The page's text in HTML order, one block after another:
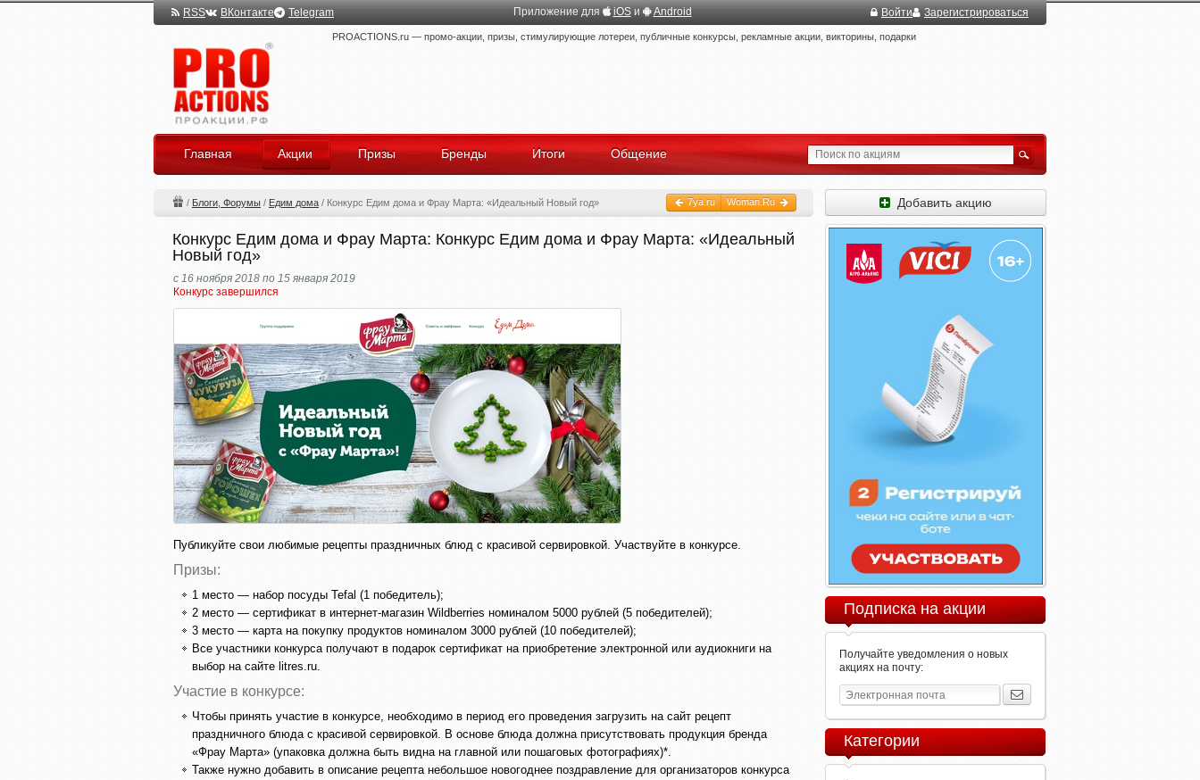
RSS ВКонтакте Telegram Приложение для iOSи Android Войти Зарегистрироваться
PROACTIONS.ru — промо-акции, призы, стимулирующие лотереи, публичные конкурсы, рекламные акции, викторины, подарки
Главная Акции Призы Бренды Итоги Общение
7ya.ru Woman.Ru
/ Блоги, Форумы / Едим дома / Конкурс Едим дома и Фрау Марта: «Идеальный Новый год»
Конкурс Едим дома и Фрау Марта: Конкурс Едим дома и Фрау Марта: «Идеальный
Новый год»
с 16 ноября 2018 по 15 января 2019
Конкурс завершился
Публикуйте свои любимые рецепты праздничных блюд с красивой сервировкой. Участвуйте в конкурсе.
Призы:
1 место — набор посуды Tefal (1 победитель);
2 место — сертификат в интернет-магазин Wildberries номиналом 5000 рублей (5 победителей);
3 место — карта на покупку продуктов номиналом 3000 рублей (10 победителей);
Все участники конкурса получают в подарок сертификат на приобретение электронной или аудиокниги на
выбор на сайте litres.ru.
Участие в конкурсе:
Чтобы принять участие в конкурсе, необходимо в период его проведения загрузить на сайт рецепт
праздничного блюда с красивой сервировкой. В основе блюда должна присутствовать продукция бренда
«Фрау Марта» (упаковка должна быть видна на главной или пошаговых фотографиях)*.
Также нужно добавить в описание рецепта небольшое новогоднее поздравление для организаторов конкурса
Добавить акцию
Подписка на акции
Получайте уведомления о новых
акциях на почту:
Категории